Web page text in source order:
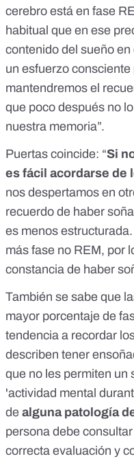
cerebro está en fase
habitual que en ese
contenido del sueño
un esfuerzo
mantendremos el
que poco después no
nuestra memoria”.
Puertas coincide: “Si
es fácil acordarse de
nos despertamos en
recuerdo de haber
es menos
más fase no REM, por
constancia de haber
También se sabe que
mayor porcentaje de
tendencia a recordar
describen tener
que no les permiten un
'actividad mental
de alguna patología
persona debe
correcta evaluación y